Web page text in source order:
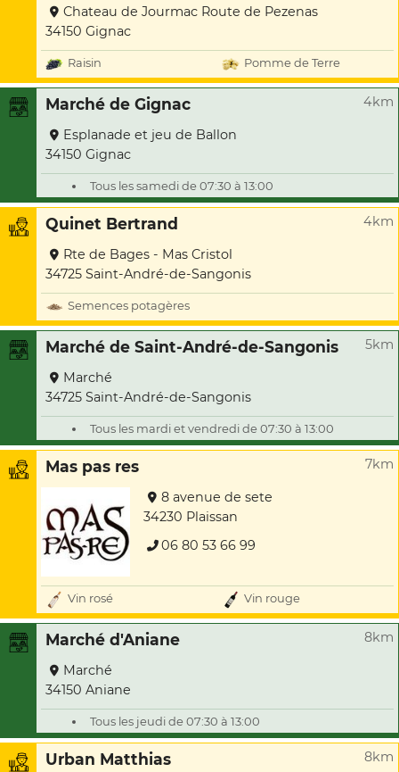
Chateau de Jourmac Route de Pezenas
34150 Gignac
Raisin Pomme de Terre
Marché de Gignac 4km
Esplanade et jeu de Ballon
34150 Gignac
Tous les samedi de 07:30 à 13:00
Quinet Bertrand 4km
Rte de Bages - Mas Cristol
34725 Saint-André-de-Sangonis
Semences potagères
Marché de Saint-André-de-Sangonis 5km
Marché
34725 Saint-André-de-Sangonis
Tous les mardi et vendredi de 07:30 à 13:00
Mas pas res 7km
8 avenue de sete
34230 Plaissan
06 80 53 66 99
Vin rosé Vin rouge
Marché d'Aniane 8km
Marché
34150 Aniane
Tous les jeudi de 07:30 à 13:00
Urban Matthias 8km